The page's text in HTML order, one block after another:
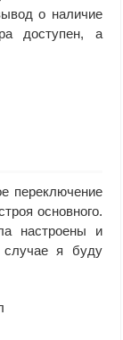
о наличие
доступен, а
переключение
основного.
настроены и
случае я буду